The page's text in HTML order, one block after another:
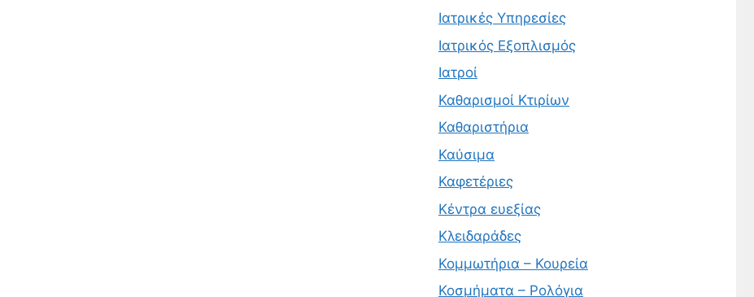
Ιατρικές Υπηρεσίες
Ιατρικός Εξοπλισμός
Ιατροί
Καθαρισμοί Κτιρίων
Καθαριστήρια
Καύσιμα
Καφετέριες
Κέντρα ευεξίας
Κλειδαράδες
Κομμωτήρια – Κουρεία
Κοσμήματα – Ρολόγια